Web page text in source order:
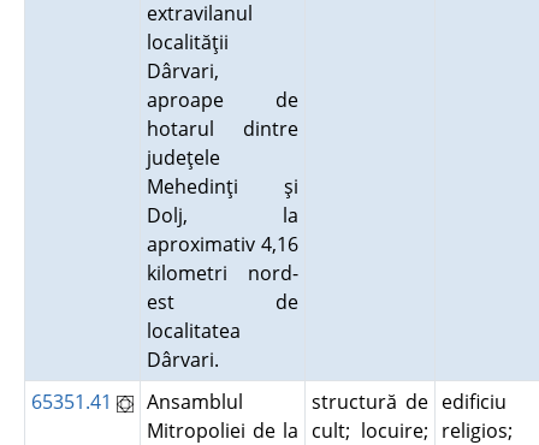
extravilanul
localităţii
Dârvari,
aproape de
hotarul dintre
judeţele
Mehedinţi şi
Dolj, la
aproximativ 4,16
kilometri nord-
est de
localitatea
Dârvari.
65351.41
Ansamblul
Mitropoliei de la
structură de
cult; locuire;
edificiu
religios;